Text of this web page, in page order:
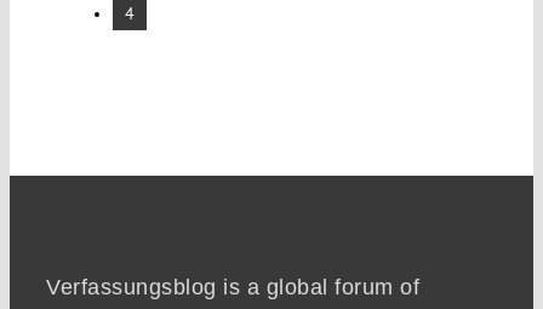
4
Verfassungsblog is a global forum of